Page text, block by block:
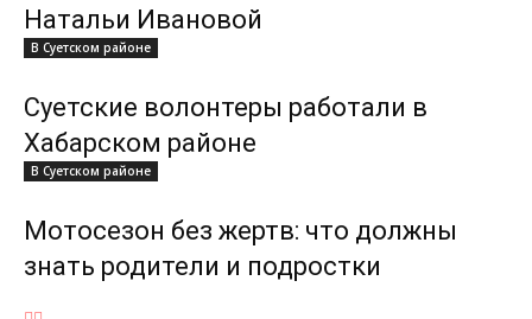
Натальи Ивановой
В Суетском районе
Суетские волонтеры работали в
Хабарском районе
В Суетском районе
Мотосезон без жертв: что должны
знать родители и подростки